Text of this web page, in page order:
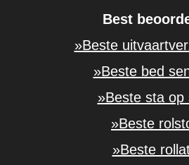
Best
»Beste
»Beste bed
»Beste sta op
»Beste
»Beste